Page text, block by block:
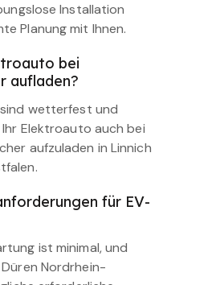
Installation
Planung mit Ihnen.
bei
aufladen?
wetterfest und
Elektroauto auch bei
aufzuladen in Linnich
für EV-
ist minimal, und
Nordrhein-